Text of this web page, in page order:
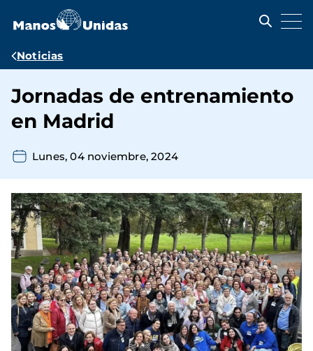
contenido
Ruta
navegación
Noticias
Jornadas de entrenamiento
en Madrid
Lunes, 04 noviembre, 2024